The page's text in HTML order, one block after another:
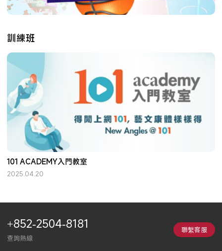
訓練班
101 ACADEMY入門教室
2025.04.20
+852-2504-8181
查詢熱線
聯繫客服